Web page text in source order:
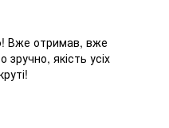
Вже отримав, вже
якість усіх